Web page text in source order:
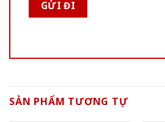
SẢN PHẨM TƯƠNG TỰ